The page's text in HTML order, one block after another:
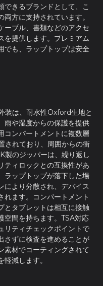
できるブランドとして、こ
方に支持されています。
ーブル、書類などのアクセ
を提供します。プレミアム
でも、ラップトップは安全
装は、耐水性Oxford生地と
雨や湿度からの保護を提供
コンパートメントに複数層
されており、周囲からの衝
製のジッパーは、繰り返し
ティロックとの互換性があ
ラップトップが落下した場
により分散され、デバイス
れます。コンパートメント
とタブレットは相互に接触
空間を持ちます。TSA対応
リティチェックポイントで
さずに検査を進めることが
素材でコーティングされて
減します。